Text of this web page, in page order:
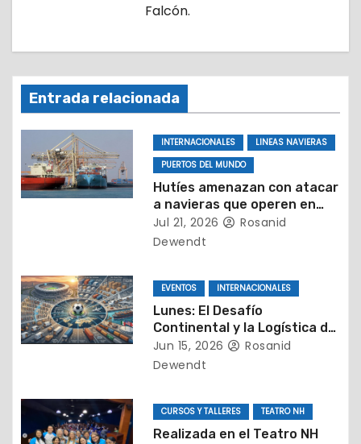
d
e
e
n
t
d
a
Falcón.
Entrada relacionada
INTERNACIONALES
LINEAS NAVIERAS
PUERTOS DEL MUNDO
Hutíes amenazan con atacar
a navieras que operen en
puertos de Arabia Saudita
Jul 21, 2026
Rosanid
Dewendt
EVENTOS INTERNACIONALES
Lunes: El Desafío
Continental y la Logística de
Distancias
Jun 15, 2026
Rosanid
Dewendt
CURSOS Y TALLERES TEATRO NH
Realizada en el Teatro NH